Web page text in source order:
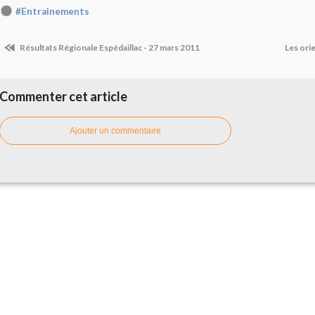
#Entrainements
Résultats Régionale Espédaillac - 27 mars 2011 Les
Commenter cet article
Ajouter un commentaire